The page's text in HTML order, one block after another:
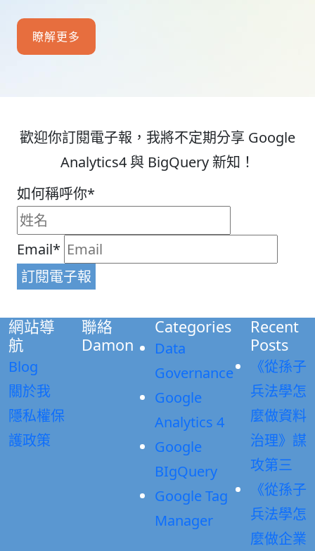
瞭解更多
歡迎你訂閱電子報，我將不定期分享 Google
Analytics4 與 BigQuery 新知！
如何稱呼你*
Email*
網站導
航
Blog
關於我
隱私權保
護政策
聯絡
Damon
Categories
Data
Governance
Google
Analytics 4
Google
BIgQuery
Google Tag
Manager
Recent
Posts
《從孫子
兵法學怎
麼做資料
治理》謀
攻第三
《從孫子
兵法學怎
麼做企業